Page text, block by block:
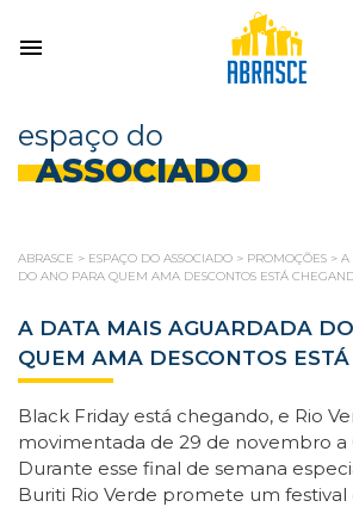
espaço do
ASSOCIADO
ABRASCE > ESPAÇO DO ASSOCIADO > PROMOÇÕES > A
DO ANO PARA QUEM AMA DESCONTOS ESTÁ
A DATA MAIS AGUARDADA
QUEM AMA DESCONTOS
Black Friday está chegando, e Rio
movimentada de 29 de novembro a
Durante esse final de semana
Buriti Rio Verde promete um